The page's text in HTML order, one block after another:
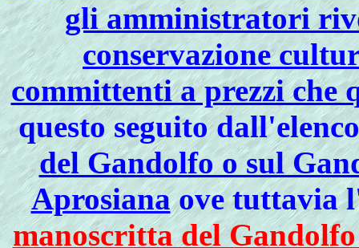
gli amministratori
conservazione
committenti a prezzi che
questo seguito
del Gandolfo o sul
Aprosianaove tuttavia
manoscritta del